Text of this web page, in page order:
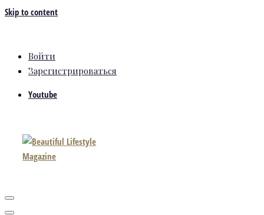
Skip to content
Войти
Зарегистрироваться
Youtube